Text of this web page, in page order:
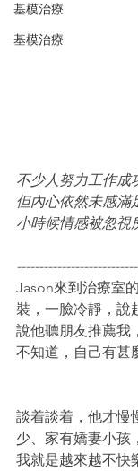
基模治療
基模治療
不少人努力工作成
但內心依然未感滿
小時候情感被忽視
Jason來到治療室
裝，一臉冷靜，說
說他聽朋友推薦我
不知道，自己有甚
談着談着，他才慢
少、家有嬌妻小孩
我就是越來越不快